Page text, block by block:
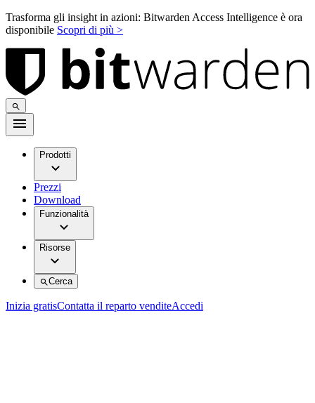
Trasforma gli insight in azioni: Bitwarden Access Intelligence è ora
disponibile Scopri di più >
Prodotti
Prezzi
Download
Funzionalità
Risorse
Cerca
Inizia gratisContatta il reparto venditeAccedi